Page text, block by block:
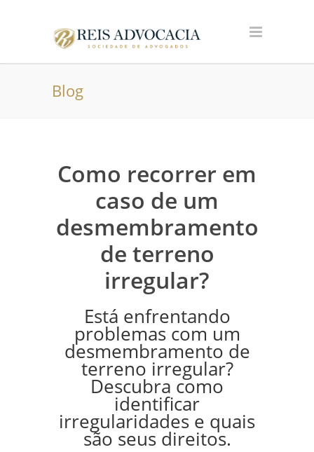
Blog
Como recorrer em
caso de um
desmembramento
de terreno
irregular?
Está enfrentando
problemas com um
desmembramento de
terreno irregular?
Descubra como
identificar
irregularidades e quais
são seus direitos.